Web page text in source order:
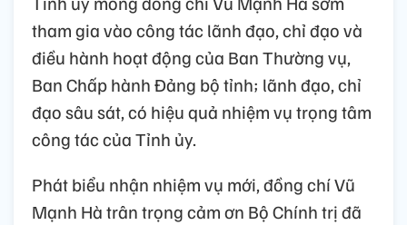
tham gia vào công tác lãnh đạo, chỉ đạo và
điều hành hoạt động của Ban Thường vụ,
Ban Chấp hành Đảng bộ tỉnh; lãnh đạo, chỉ
đạo sâu sát, có hiệu quả nhiệm vụ trọng tâm
công tác của Tỉnh ủy.
Phát biểu nhận nhiệm vụ mới, đồng chí Vũ
Mạnh Hà trân trọng cảm ơn Bộ Chính trị đã